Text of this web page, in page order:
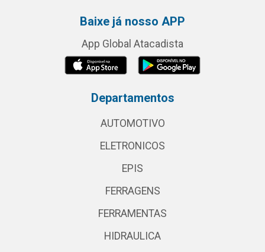
Baixe já nosso APP
App Global Atacadista
Departamentos
AUTOMOTIVO
ELETRONICOS
EPIS
FERRAGENS
FERRAMENTAS
HIDRAULICA